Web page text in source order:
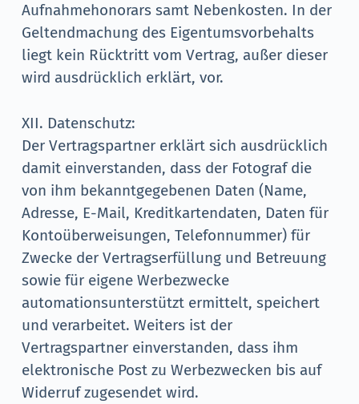
Aufnahmehonorars samt Nebenkosten. In der
Geltendmachung des Eigentumsvorbehalts
liegt kein Rücktritt vom Vertrag, außer dieser
wird ausdrücklich erklärt, vor.
XII. Datenschutz:
Der Vertragspartner erklärt sich ausdrücklich
damit einverstanden, dass der Fotograf die
von ihm bekanntgegebenen Daten (Name,
Adresse, E-Mail, Kreditkartendaten, Daten für
Kontoüberweisungen, Telefonnummer) für
Zwecke der Vertragserfüllung und Betreuung
sowie für eigene Werbezwecke
automationsunterstützt ermittelt, speichert
und verarbeitet. Weiters ist der
Vertragspartner einverstanden, dass ihm
elektronische Post zu Werbezwecken bis auf
Widerruf zugesendet wird.